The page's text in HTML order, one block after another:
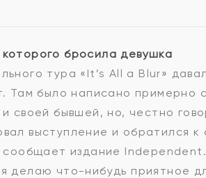
бросила девушка
тура «It’s All a Blur»
Там было написано
своей бывшей, но, честно
выступление и обратился к
издание
делаю что-нибудь приятное